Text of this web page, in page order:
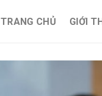
TRANG CHỦ GIỚI